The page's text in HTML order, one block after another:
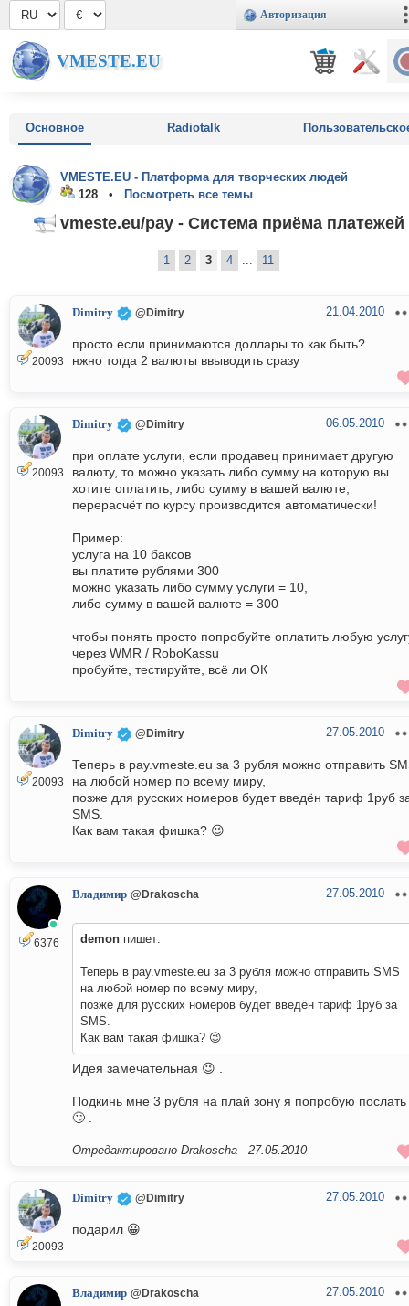
Авторизация
VMESTE.EU
Основное Radiotalk
VMESTE.EU - Платформа для творческих людей
128 •
Посмотреть все темы
vmeste.eu/pay - Система приёма платежей
1 2 3 4 ... 11
20093
Dimitry @Dimitry 21.04.2010
просто если принимаются доллары то как быть?
нжно тогда 2 валюты ввыводить сразу
20093
Dimitry @Dimitry 06.05.2010
при оплате услуги, если продавец принимает другую
валюту, то можно указать либо сумму на которую вы
хотите оплатить, либо сумму в вашей валюте,
перерасчёт по курсу производится автоматически!
Пример:
услуга на 10 баксов
вы платите рублями 300
можно указать либо сумму услуги = 10,
либо сумму в вашей валюте = 300
чтобы понять просто попробуйте оплатить любую
через WMR / RoboKassu
пробуйте, тестируйте, всё ли ОК
20093
Dimitry @Dimitry 27.05.2010
Теперь в pay.vmeste.eu за 3 рубля можно отправить
на любой номер по всему миру,
позже для русских номеров будет введён тариф 1руб
SMS.
Как вам такая фишка? 😉
6376
Владимир @Drakoscha 27.05.2010
demon пишет:
Теперь в pay.vmeste.eu за 3 рубля можно отправить SMS
на любой номер по всему миру,
позже для русских номеров будет введён тариф 1руб за
SMS.
Как вам такая фишка? 😉
Идея замечательная 😉 .
Подкинь мне 3 рубля на плай зону я попробую послать
🙄 .
Отредактировано Drakoscha - 27.05.2010
20093
Dimitry @Dimitry 27.05.2010
подарил 😀
Владимир @Drakoscha 27.05.2010